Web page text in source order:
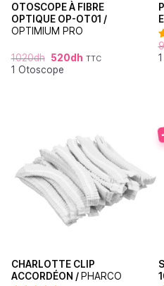
OTOSCOPE À FIBRE
OPTIQUE OP-OT01 /
OPTIMIUM PRO
1020dh 520dh TTC
1 Otoscope
9
CHARLOTTE CLIP
ACCORDÉON / PHARCO